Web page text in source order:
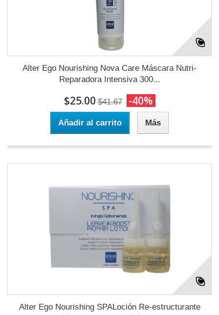
Alter Ego Nourishing Nova Care Máscara Nutri-
Reparadora Intensiva 300...
$25.00 $41.67 -40%
Añadir al carrito Más
Alter Ego Nourishing SPALoción Re-estructurante